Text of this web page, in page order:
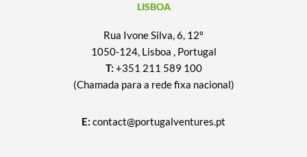
LISBOA
Rua Ivone Silva, 6, 12º
1050-124, Lisboa , Portugal
T: +351 211 589 100
(Chamada para a rede fixa nacional)
E: contact@portugalventures.pt